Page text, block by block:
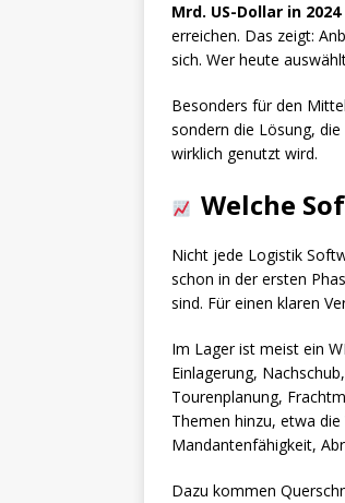
Mrd. US-Dollar in 2024
erreichen. Das zeigt:
sich. Wer heute
Besonders für den
sondern die Lösung,
wirklich genutzt wird.
Welche
Nicht jede Logistik
schon in der ersten
sind. Für einen klaren
Im Lager ist meist ein
Einlagerung,
Tourenplanung,
Themen hinzu, etwa
Mandantenfähigkeit,
Dazu kommen